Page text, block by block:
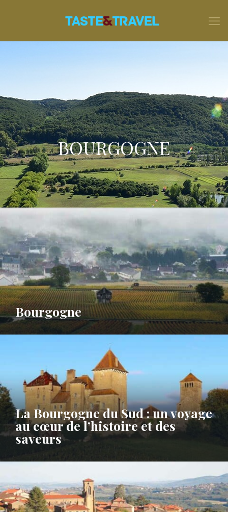
BOURGOGNE
Bourgogne
La Bourgogne du Sud : un voyage
au cœur de l’histoire et des
saveurs